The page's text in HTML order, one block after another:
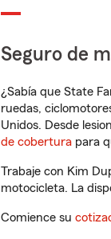
Seguro de
¿Sabía que State
ruedas,
Unidos. Desde
de cobertura para
Trabaje con Kim
motocicleta. La
Comience su